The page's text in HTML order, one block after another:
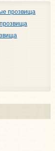
прозвища